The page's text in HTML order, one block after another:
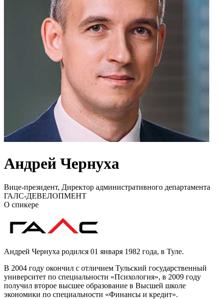
Андрей Чернуха
Вице-президент, Директор административного департамента
ГАЛС-ДЕВЕЛОПМЕНТ
О спикере
Андрей Чернуха родился 01 января 1982 года, в Туле.
В 2004 году окончил с отличием Тульский государственный
университет по специальности «Психология», в 2009 году
получил второе высшее образование в Высшей школе
экономики по специальности «Финансы и кредит».